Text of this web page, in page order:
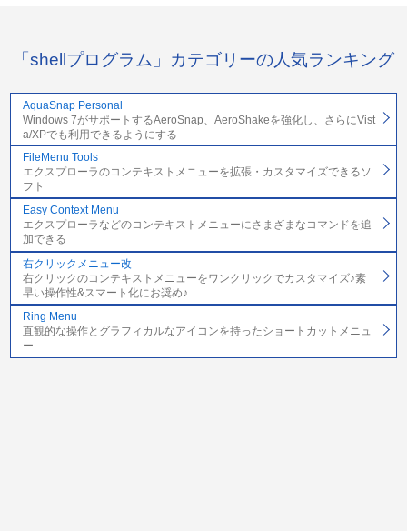
「shellプログラム」カテゴリーの人気ランキング
AquaSnap Personal
Windows 7がサポートするAeroSnap、AeroShakeを強化し、さらにVist
a/XPでも利用できるようにする
FileMenu Tools
エクスプローラのコンテキストメニューを拡張・カスタマイズできるソ
フト
Easy Context Menu
エクスプローラなどのコンテキストメニューにさまざまなコマンドを追
加できる
右クリックメニュー改
右クリックのコンテキストメニューをワンクリックでカスタマイズ♪素
早い操作性&スマート化にお奨め♪
Ring Menu
直観的な操作とグラフィカルなアイコンを持ったショートカットメニュ
ー